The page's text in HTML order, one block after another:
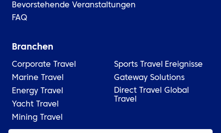
Bevorstehende Veranstaltungen
FAQ
Branchen
Corporate Travel
Marine Travel
Energy Travel
Yacht Travel
Mining Travel
Sports Travel
Ereignisse
Gateway Solutions
Direct Travel Global
Travel